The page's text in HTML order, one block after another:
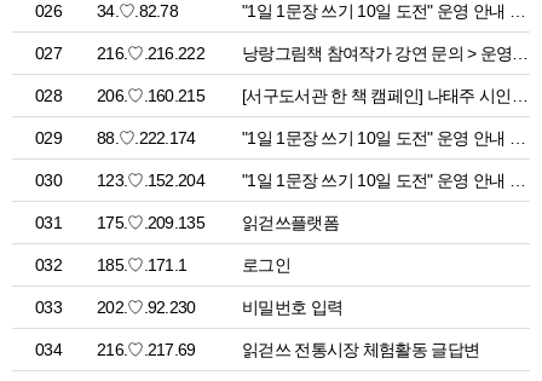
026 34.♡.82.78
027 216.♡.216.222
028 206.♡.160.215
029 88.♡.222.174
030 123.♡.152.204
031 175.♡.209.135 읽걷쓰플랫폼
032 185.♡.171.1 로그인
033 202.♡.92.230 비밀번호 입력
034 216.♡.217.69 읽걷쓰 전통시장 체험활동 글답변